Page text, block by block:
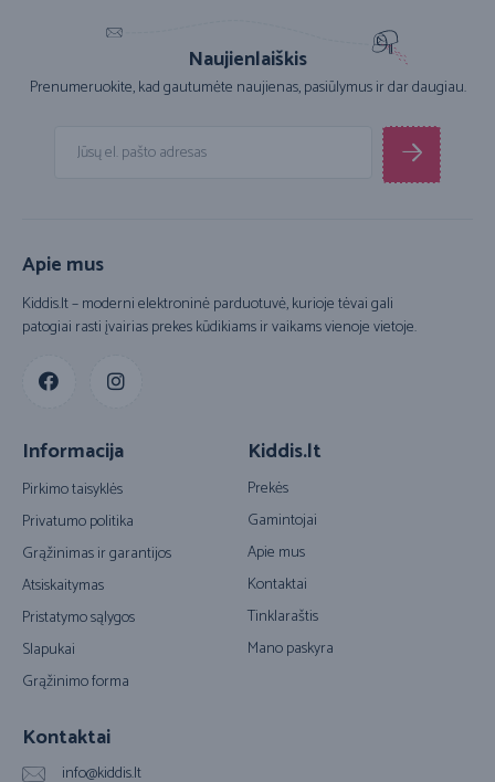
Naujienlaiškis
Prenumeruokite, kad gautumėte naujienas, pasiūlymus ir dar daugiau.
Apie mus
Kiddis.lt – moderni elektroninė parduotuvė, kurioje tėvai gali
patogiai rasti įvairias prekes kūdikiams ir vaikams vienoje vietoje.
Informacija
Pirkimo taisyklės
Privatumo politika
Grąžinimas ir garantijos
Atsiskaitymas
Pristatymo sąlygos
Slapukai
Grąžinimo forma
Kiddis.lt
Prekės
Gamintojai
Apie mus
Kontaktai
Tinklaraštis
Mano paskyra
Kontaktai
info@kiddis.lt